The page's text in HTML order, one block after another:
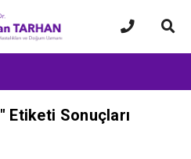
" Etiketi Sonuçları